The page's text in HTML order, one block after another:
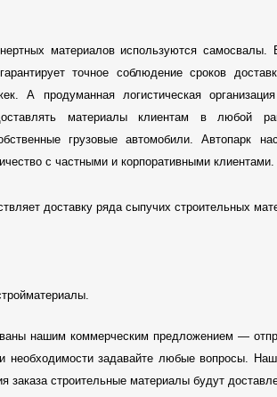
материалов используются самосвалы.
точное соблюдение сроков
А продуманная логистическая
материалы клиентам в любой
грузовые автомобили. Автопарк
с частными и корпоративными клиентами.
доставку ряда сыпучих строительных
нашим коммерческим предложением —
необходимости задавайте любые вопросы.
заказа строительные материалы будут